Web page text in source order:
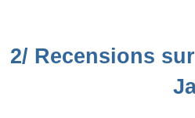
2/ Recensions